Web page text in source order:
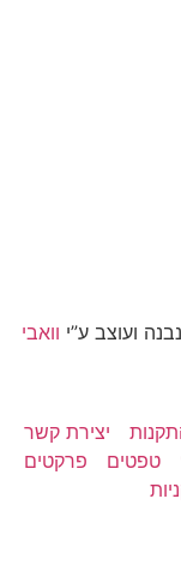
וואבי
יצירת קשר
טפטים
פרקטים